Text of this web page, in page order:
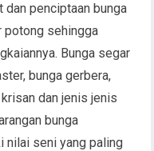
penciptaan bunga
potong sehingga
Bunga segar
bunga gerbera,
dan jenis jenis
bunga
nilai seni yang paling